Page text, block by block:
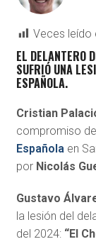
Veces leído
EL DELANTERO
SUFRIÓ UNA
ESPAÑOLA.
Cristian
compromiso de
Española en
por Nicolás
Gustavo
la lesión del
del 2024: “El